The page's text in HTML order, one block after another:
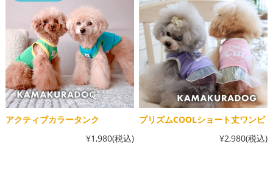
アクティブカラータンク
¥1,980(税込)
プリズムCOOLショート丈ワンピ
¥2,980(税込)